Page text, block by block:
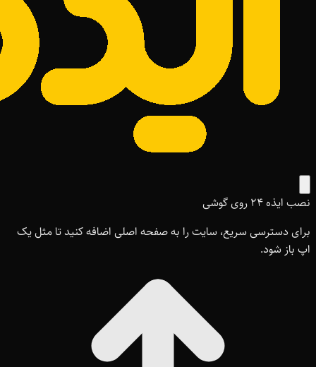
نصب ایذه ۲۴ روی گوشی
برای دسترسی سریع، سایت را به صفحه اصلی اضافه کنید تا مثل یک
اپ باز شود.